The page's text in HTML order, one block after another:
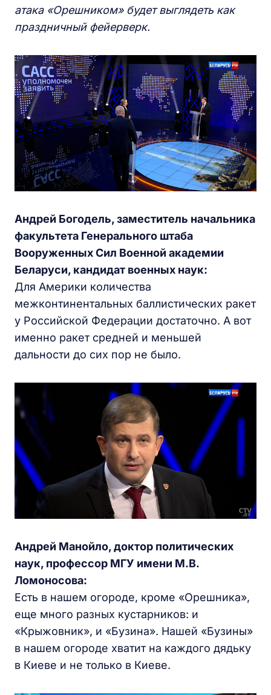
атака «Орешником» будет выглядеть как
праздничный фейерверк.
Андрей Богодель, заместитель начальника
факультета Генерального штаба
Вооруженных Сил Военной академии
Беларуси, кандидат военных наук:
Для Америки количества
межконтинентальных баллистических ракет
у Российской Федерации достаточно. А вот
именно ракет средней и меньшей
дальности до сих пор не было.
Андрей Манойло, доктор политических
наук, профессор МГУ имени М.В.
Ломоносова:
Есть в нашем огороде, кроме «Орешника»,
еще много разных кустарников: и
«Крыжовник», и «Бузина». Нашей «Бузины»
в нашем огороде хватит на каждого дядьку
в Киеве и не только в Киеве.